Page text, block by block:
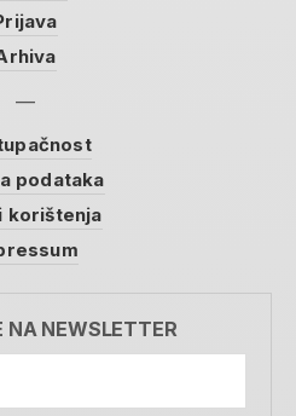
podataka
korištenja
NA NEWSLETTER